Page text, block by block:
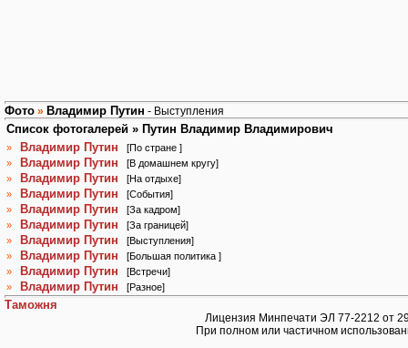
Фото » Владимир Путин - Выступления
Список фотогалерей » Путин Владимир Владимирович
» Владимир Путин [По стране ]
»
Владимир Путин [В домашнем кругу]
»
Владимир Путин [На отдыхе]
»
Владимир Путин [События]
»
Владимир Путин [За кадром]
»
Владимир Путин [За границей]
»
Владимир Путин [Выступления]
»
Владимир Путин [Большая политика ]
»
Владимир Путин [Встречи]
»
Владимир Путин [Разное]
Таможня
Лицензия Минпечати ЭЛ 77-2212 от
При полном или частичном